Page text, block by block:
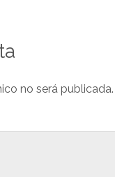
no será publicada.